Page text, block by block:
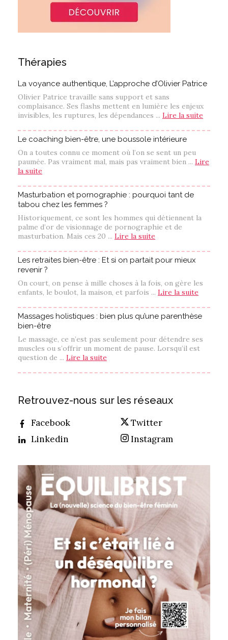
Thérapies
La voyance authentique, L’approche d’Olivier Patrice
Olivier Patrice travaille sans support et sans
complaisance. Ses flashs mettent en lumière les enjeux
invisibles, les ruptures, les dépendances ... Lire la suite
Le coaching bien-être, une boussole intérieure
On a toutes connu ce moment où l’on se sent un peu
paumée. Pas vraiment mal, mais pas vraiment bien ... Lire
la suite
Masturbation et pornographie : pourquoi tant de
tabou chez les femmes ?
Historiquement, ce sont les hommes qui détiennent la
palme d’or de visionnage de pornographie et de
masturbation. Mais ces 20 ... Lire la suite
Les retraites bien-être : Et si on partait pour mieux
revenir ?
On court, on pense à mille choses à la fois, on gère les
enfants, le boulot, la maison, et parfois ... Lire la suite
Massages holistiques : bien plus qu’une parenthèse
bien-être
Le massage, ce n’est pas seulement pour détendre ses
muscles ou s’offrir un moment de pause. Lorsqu’il est
question de ... Lire la suite
Retrouvez-nous sur les réseaux
Facebook
Twitter
Linkedin
Instagram